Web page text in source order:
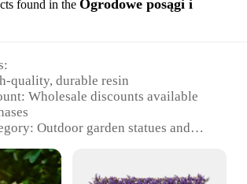
found in the Ogrodowe posągi i
quality, durable resin
Wholesale discounts available
Outdoor garden statues and
Aesthetically pleasing, classic